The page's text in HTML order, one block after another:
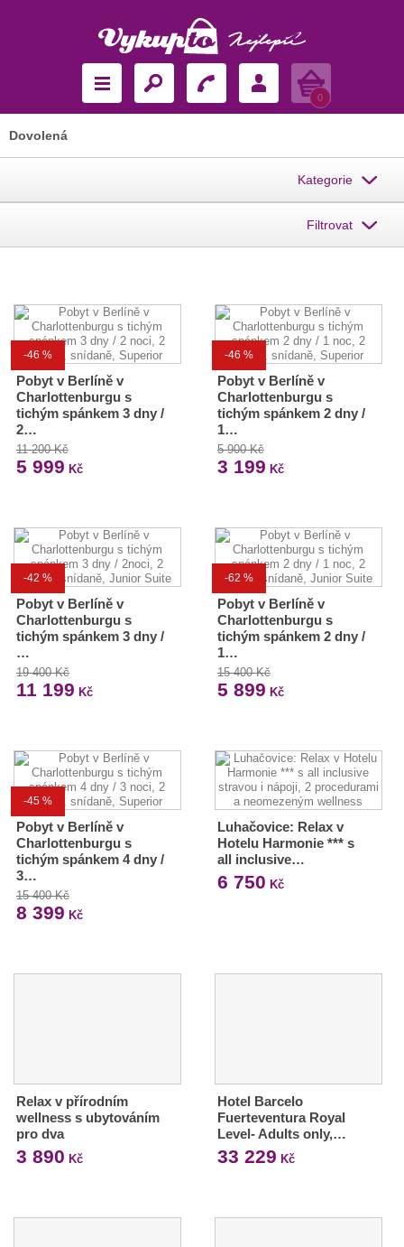
Košík
0
Dovolená
Kategorie
Filtrovat
-46 %
Pobyt v Berlíně v
Charlottenburgu s
tichým spánkem 3 dny /
2…
11 200 Kč
5 999 Kč
-46 %
Pobyt v Berlíně v
Charlottenburgu s
tichým spánkem 2 dny /
1…
5 900 Kč
3 199 Kč
-42 %
Pobyt v Berlíně v
Charlottenburgu s
tichým spánkem 3 dny /
…
19 400 Kč
11 199 Kč
-62 %
Pobyt v Berlíně v
Charlottenburgu s
tichým spánkem 2 dny /
1…
15 400 Kč
5 899 Kč
-45 %
Pobyt v Berlíně v
Charlottenburgu s
tichým spánkem 4 dny /
3…
15 400 Kč
8 399 Kč
Luhačovice: Relax v
Hotelu Harmonie *** s
all inclusive…
6 750 Kč
Relax v přírodním
wellness s ubytováním
pro dva
3 890 Kč
Hotel Barcelo
Fuerteventura Royal
Level- Adults only,…
33 229 Kč